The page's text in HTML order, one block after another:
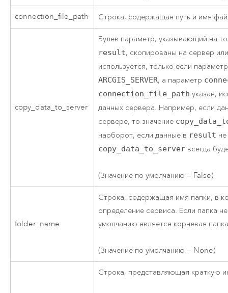
connection_file_path Строка, содержащая путь и имя
copy_data_to_server
Булев параметр, указывающий на
result, скопированы на сервер
используется, только если
ARCGIS_SERVER, а параметр
connection_file_path указан,
данных сервера. Например, если
сервере, то значение
наоборот, если данные в result
copy_data_to_server всегда
(Значение по умолчанию — False)
folder_name
Строка, содержащая имя папки, в
определение сервиса. Если папка
умолчанию является корневая
(Значение по умолчанию — None)
Строка, представляющая краткую